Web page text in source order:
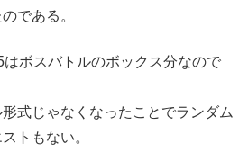
である。
ボスバトルのボックス分なので
式じゃなくなったことでランダム
トもない。